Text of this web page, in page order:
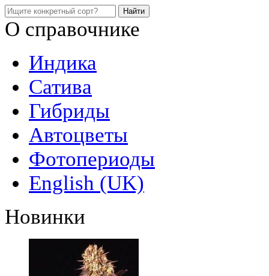
О справочнике
Индика
Сатива
Гибриды
Автоцветы
Фотопериоды
English (UK)
Новинки